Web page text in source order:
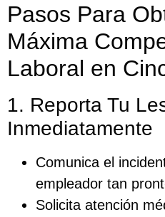
Pasos Para
Máxima
Laboral en
1. Reporta Tu
Inmediatamente
Comunica el
empleador tan
Solicita atención